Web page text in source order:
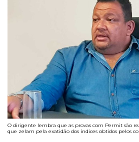
O dirigente lembra que as provas com Permit são
que zelam pela exatidão dos índices obtidos pelos